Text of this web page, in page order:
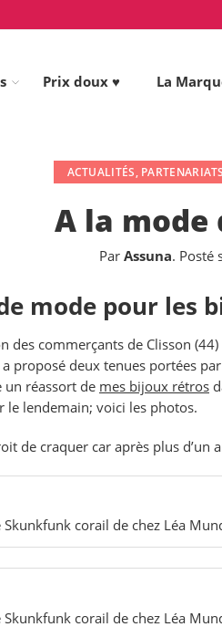
Prix doux ♥ La
ACTUALITÉS, PARTENARIATS
A la mode
Par Assuna. Posté
mode pour les
des commerçants de Clisson
a proposé deux tenues portées
un réassort de mes bijoux rétros
le lendemain; voici les photos.
de craquer car après plus d’un
Skunkfunk corail de chez Léa
Skunkfunk corail de chez Léa